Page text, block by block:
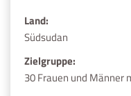
Land:
Südsudan
Zielgruppe:
30 Frauen und Männer